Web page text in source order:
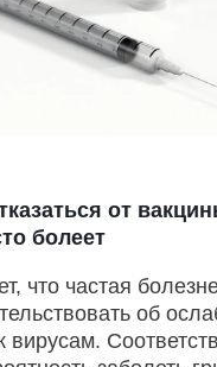
от
болеет
что частая
об
вирусам.